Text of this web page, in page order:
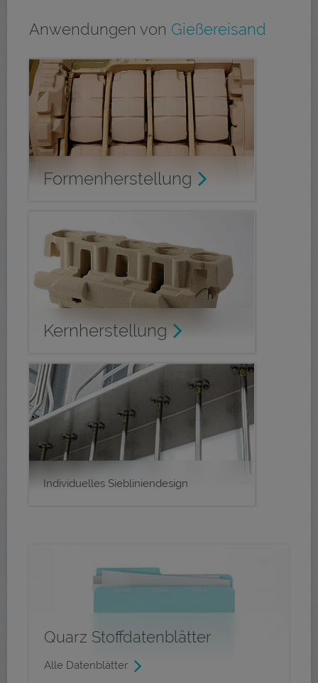
Anwendungen von Gießereisand
Formenherstellung
Kernherstellung
Individuelles Siebliniendesign
Quarz Stoffdatenblätter
Alle Datenblätter